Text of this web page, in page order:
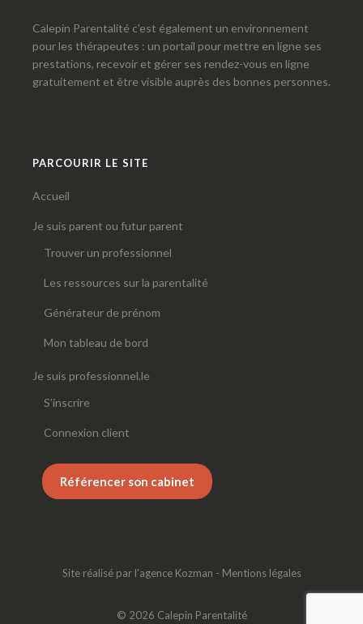
Calepin Parentalité c'est également un environnement
pour les thérapeutes : un portail pour mettre en ligne ses
prestations, recevoir et gérer ses rendez-vous en ligne
gratuitement et être visible auprès des bonnes personnes.
PARCOURIR LE SITE
Accueil
Je suis parent ou futur parent
Trouver un professionnel
Les ressources sur la parentalité
Générateur de prénom
Mon tableau de bord
Je suis professionnel.le
S’inscrire
Connexion client
Référencer son cabinet
Site réalisé par l'agence Kozman - Mentions légales
© 2026 Calepin Parentalité